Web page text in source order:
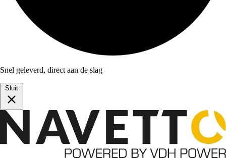
Snel geleverd, direct aan de slag
Sluit